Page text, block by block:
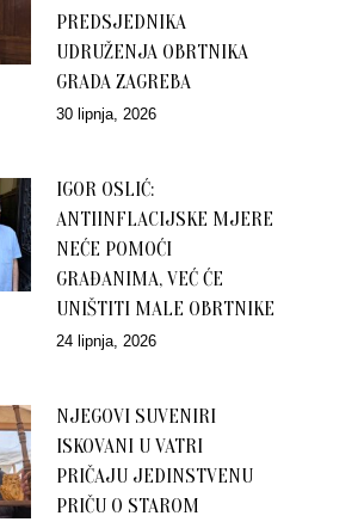
PREDSJEDNIKA
UDRUŽENJA OBRTNIKA
GRADA ZAGREBA
30 lipnja, 2026
IGOR OSLIĆ:
ANTIINFLACIJSKE MJERE
NEĆE POMOĆI
GRAĐANIMA, VEĆ ĆE
UNIŠTITI MALE OBRTNIKE
24 lipnja, 2026
NJEGOVI SUVENIRI
ISKOVANI U VATRI
PRIČAJU JEDINSTVENU
PRIČU O STAROM